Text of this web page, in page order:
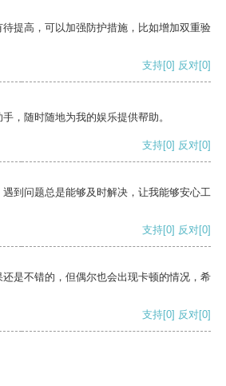
提高，可以加强防护措施，比如增加双重验
支持[0] 反对[0]
，随时随地为我的娱乐提供帮助。
支持[0] 反对[0]
到问题总是能够及时解决，让我能够安心工
支持[0] 反对[0]
是不错的，但偶尔也会出现卡顿的情况，希
支持[0] 反对[0]